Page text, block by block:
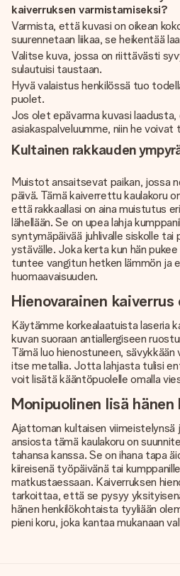
kaiverruksen varmistamiseksi?
Varmista, että kuvasi on oikean
suurennetaan liikaa, se heikentää
Valitse kuva, jossa on riittävästi
sulautuisi taustaan.
Hyvä valaistus henkilössä tuo
puolet.
Jos olet epävarma kuvasi
asiakaspalveluumme, niin he
Kultainen rakkauden
Muistot ansaitsevat paikan, jossa
päivä. Tämä kaiverrettu kaulakoru
että rakkaallasi on aina muistutus
lähellään. Se on upea lahja
syntymäpäivää juhlivalle siskolle tai
ystävälle. Joka kerta kun hän pukee
tuntee vangitun hetken lämmön ja
huomaavaisuuden.
Hienovarainen
Käytämme korkealaatuista laseria
kuvan suoraan antiallergiseen
Tämä luo hienostuneen,
itse metallia. Jotta lahjasta tulisi
voit lisätä kääntöpuolelle omalla
Monipuolinen lisä hänen
Ajattoman kultaisen viimeistelynsä
ansiosta tämä kaulakoru on
tahansa kanssa. Se on ihana tapa
kiireisenä työpäivänä tai
matkustaessaan. Kaiverruksen
tarkoittaa, että se pysyy
hänen henkilökohtaista tyyliään
pieni koru, joka kantaa mukanaan